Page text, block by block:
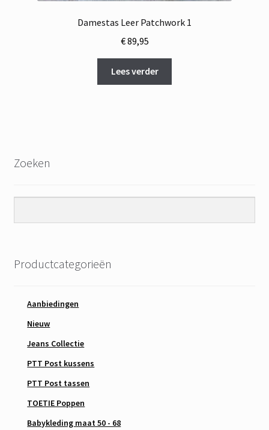
Damestas Leer Patchwork 1
€89,95
Lees verder
Zoeken
Productcategorieën
Aanbiedingen
Nieuw
Jeans Collectie
PTT Post kussens
PTT Post tassen
TOETIE Poppen
Babykleding maat 50 - 68